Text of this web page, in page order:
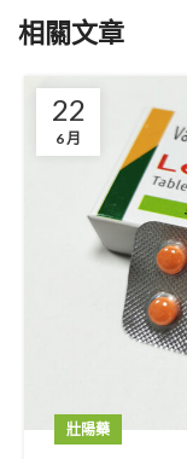
相關文章
22
6 月
壯陽藥